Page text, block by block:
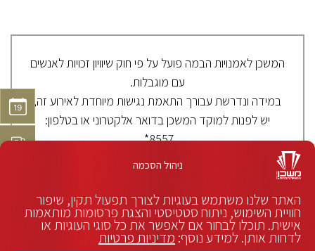
ניהול הסכמה
האתר שלנו משתמש בעוגיות לצורך תפעול תקין, שיפור
חוויית השימוש, ניתוח סטטיסטי והצגת פרסומות מותאמות
אישית. תוכלו לבחור אם לאפשר את כל סוגי העוגיות או
לדחות אותן. למידע נוסף: מדיניות פרטיות
המשכן לאמנויות הבמה פועל על פי חוק שיוויון זכויות לאנשים
עם מוגבלות.
במידה ונדרשת עבורך התאמת נגישות מיוחדת לאירוע זה,
יש לפנות למוקד המשכן בדואר אלקטרוני או בטלפון:
8557*.
להסדרי נגישות לפניה בדוא״ל